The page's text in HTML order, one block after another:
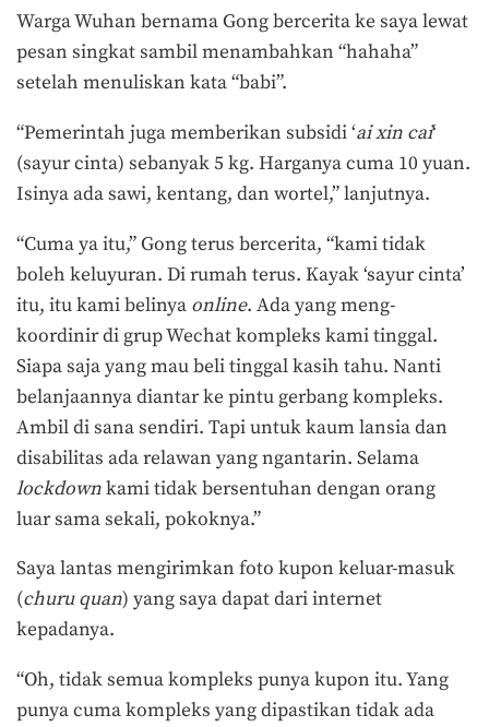
Warga Wuhan bernama Gong bercerita ke saya lewat
pesan singkat sambil menambahkan “hahaha”
setelah menuliskan kata “babi”.
“Pemerintah juga memberikan subsidi ‘ai xin cai‘
(sayur cinta) sebanyak 5 kg. Harganya cuma 10 yuan.
Isinya ada sawi, kentang, dan wortel,” lanjutnya.
“Cuma ya itu,” Gong terus bercerita, “kami tidak
boleh keluyuran. Di rumah terus. Kayak ‘sayur cinta’
itu, itu kami belinya online. Ada yang meng-
koordinir di grup Wechat kompleks kami tinggal.
Siapa saja yang mau beli tinggal kasih tahu. Nanti
belanjaannya diantar ke pintu gerbang kompleks.
Ambil di sana sendiri. Tapi untuk kaum lansia dan
disabilitas ada relawan yang ngantarin. Selama
lockdownkami tidak bersentuhan dengan orang
luar sama sekali, pokoknya.”
Saya lantas mengirimkan foto kupon keluar-masuk
(churu quan) yang saya dapat dari internet
kepadanya.
“Oh, tidak semua kompleks punya kupon itu. Yang
punya cuma kompleks yang dipastikan tidak ada